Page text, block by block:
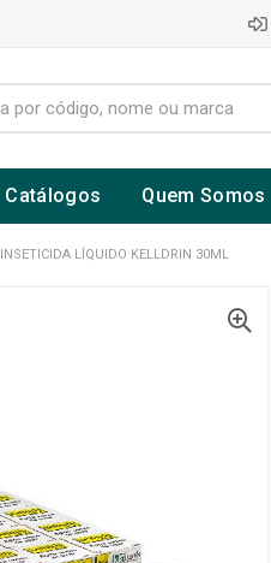
Catálogos Quem Somos
INSETICIDA LÍQUIDO KELLDRIN 30ML